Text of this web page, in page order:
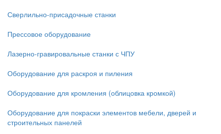
Сверлильно-присадочные станки
Прессовое оборудование
Лазерно-гравировальные станки с ЧПУ
Оборудование для раскроя и пиления
Оборудование для кромления (облицовка кромкой)
Оборудование для покраски элементов мебели, дверей и
строительных панелей